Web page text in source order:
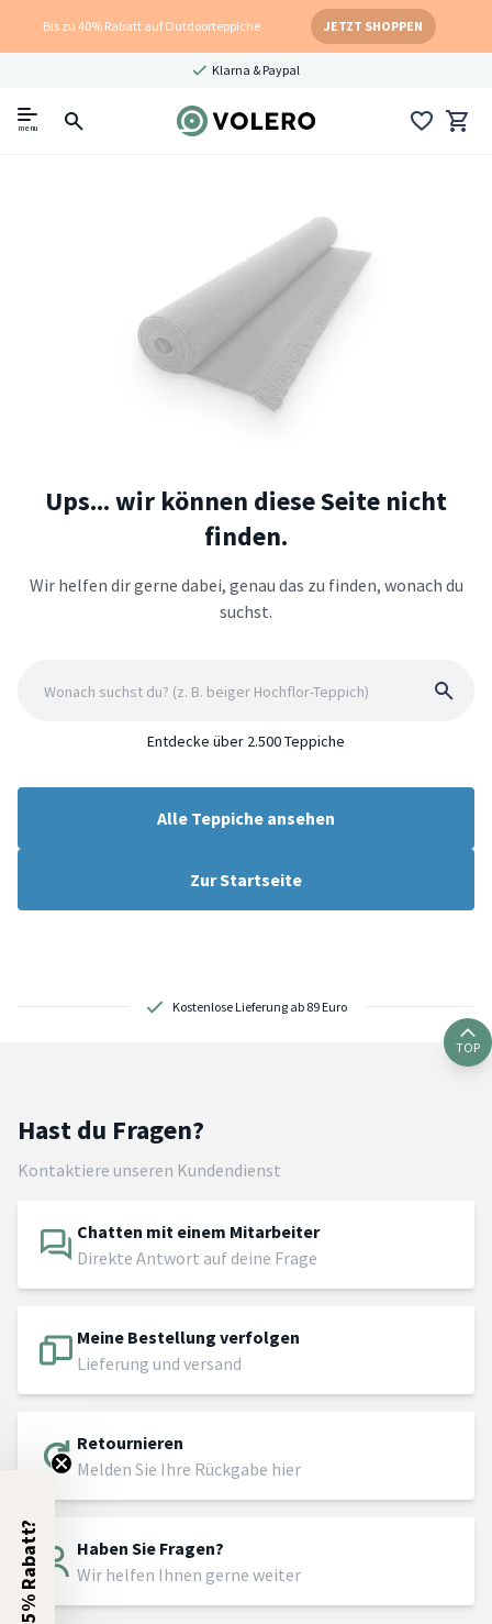
Bis zu 40% Rabatt auf Outdoorteppiche JETZT SHOPPEN
Klarna & Paypal
menu
Ups... wir können diese Seite nicht
finden.
Wir helfen dir gerne dabei, genau das zu finden, wonach du
suchst.
Entdecke über 2.500 Teppiche
Alle Teppiche ansehen
Zur Startseite
Kostenlose Lieferung ab 89 Euro
TOP
Hast du Fragen?
Kontaktiere unseren Kundendienst
Chatten mit einem Mitarbeiter
Direkte Antwort auf deine Frage
Meine Bestellung verfolgen
Lieferung und versand
Retournieren
Melden Sie Ihre Rückgabe hier
Haben Sie Fragen?
Wir helfen Ihnen gerne weiter
5% Rabatt?